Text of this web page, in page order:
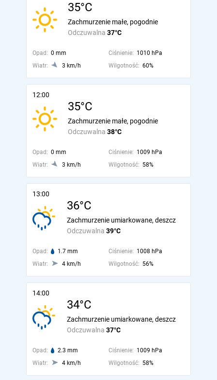
35°C
Odczuwalna 37°C
Zachmurzenie małe, pogodnie
Opad: 0 mm Ciśnienie: 1010 hPa
Wiatr:
3 km/h Wilgotność: 60%
12:00
35°C
Odczuwalna 38°C
Zachmurzenie małe, pogodnie
Opad: 0 mm Ciśnienie: 1009 hPa
Wiatr:
3 km/h Wilgotność: 58%
13:00
36°C
Odczuwalna 39°C
Zachmurzenie umiarkowane, deszcz
Opad: 1.7 mm Ciśnienie: 1008 hPa
Wiatr:
4 km/h Wilgotność: 56%
14:00
34°C
Odczuwalna 37°C
Zachmurzenie umiarkowane, deszcz
Opad: 2.3 mm Ciśnienie: 1009 hPa
Wiatr:
4 km/h Wilgotność: 58%